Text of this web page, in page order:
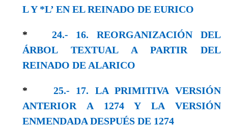
L Y *L’ EN EL REINADO DE EURICO
* 24.- 16. REORGANIZACIÓN DEL
ÁRBOL TEXTUAL A PARTIR DEL
REINADO DE ALARICO
* 25.- 17. LA PRIMITIVA VERSIÓN
ANTERIOR A 1274 Y LA VERSIÓN
ENMENDADA DESPUÉS DE 1274